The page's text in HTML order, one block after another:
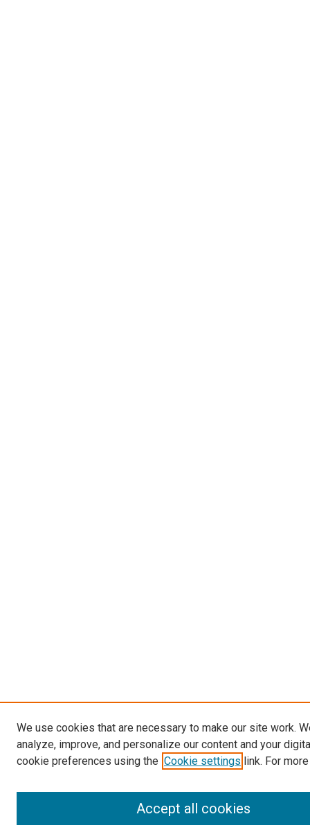
We use cookies that are necessary to make our site work.
analyze, improve, and personalize our content and your
cookie preferences using the Cookie settings link. For
Accept all cookies